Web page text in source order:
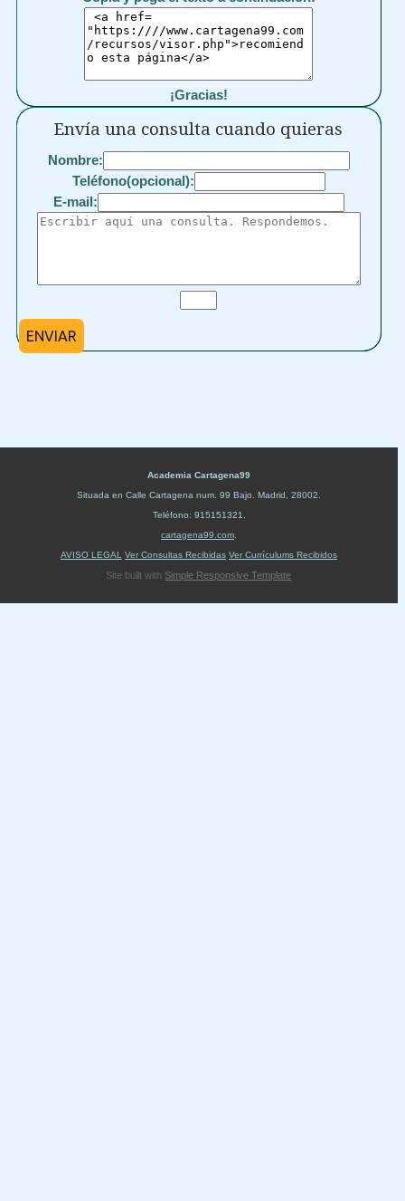
¡Gracias!
Envía una consulta cuando quieras
Nombre:
Teléfono(opcional):
E-mail:
ENVIAR
Academia Cartagena99
Situada en Calle Cartagena num. 99 Bajo Madrid 28002
Teléfono: 915151321
cartagena99.com
AVISO LEGAL
Ver Consultas Recibidas Ver Currículums Recibidos
Site built with Simple Responsive Template